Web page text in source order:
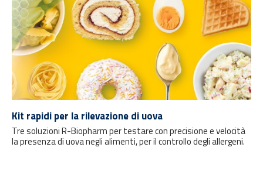
Kit rapidi per la rilevazione di uova
Tre soluzioni R-Biopharm per testare con precisione e velocità
la presenza di uova negli alimenti, per il controllo degli allergeni.